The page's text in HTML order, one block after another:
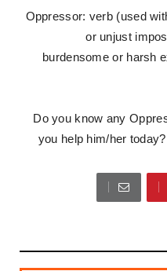
Oppressor: verb (used
or unjust
burdensome or harsh
Do you know any
you help him/her